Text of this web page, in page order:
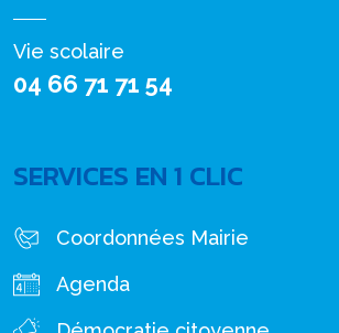
Vie scolaire
04 66 71 71 54
SERVICES EN 1 CLIC
Coordonnées Mairie
Agenda